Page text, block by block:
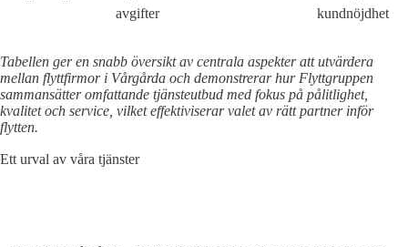
avgifter
kundnöjdhet
Tabellen ger en snabb översikt av centrala aspekter att utvärdera
mellan flyttfirmor i Vårgårda och demonstrerar hur Flyttgruppen
sammansätter omfattande tjänsteutbud med fokus på pålitlighet,
kvalitet och service, vilket effektiviserar valet av rätt partner inför
flytten.
Ett urval av våra tjänster